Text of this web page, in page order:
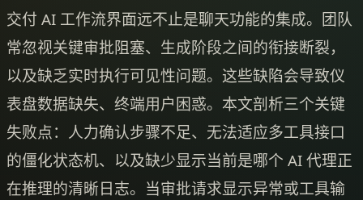
交付 AI 工作流界面远不止是聊天功能的集成。团队
常忽视关键审批阻塞、生成阶段之间的衔接断裂，
以及缺乏实时执行可见性问题。这些缺陷会导致仪
表盘数据缺失、终端用户困惑。本文剖析三个关键
失败点：人力确认步骤不足、无法适应多工具接口
的僵化状态机、以及缺少显示当前是哪个 AI 代理正
在推理的清晰日志。当审批请求显示异常或工具输